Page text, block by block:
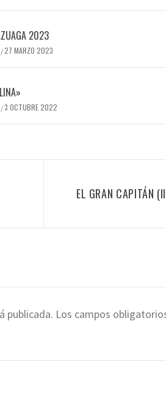
2023
/27 MARZO 2023
/3 OCTUBRE 2022
EL GRAN CAPITÁN
publicada. Los campos